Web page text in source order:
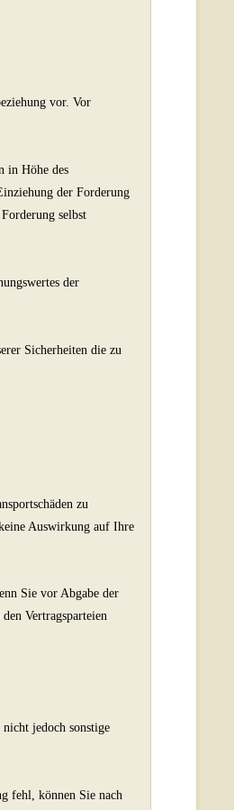
vor. Vor
in Höhe des
der Forderung
selbst
der
Sicherheiten die zu
zu
Auswirkung auf Ihre
Sie vor Abgabe der
Vertragsparteien
jedoch sonstige
fehl, können Sie nach